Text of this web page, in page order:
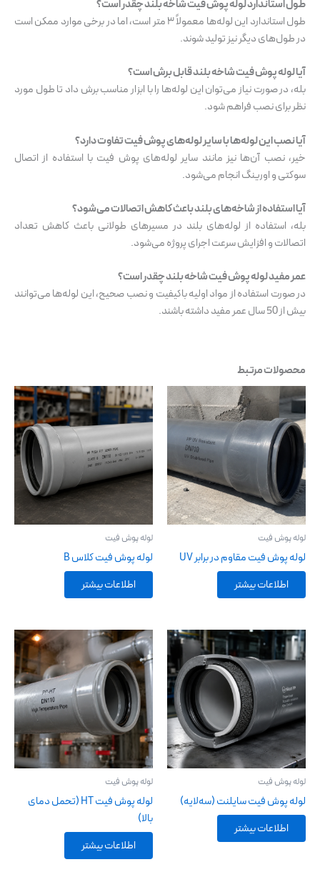
طول استاندارد لوله پوش فیت شاخه بلند چقدر است؟
طول استاندارد این لوله‌ها معمولاً ۳ متر است، اما در برخی موارد ممکن است
در طول‌های دیگر نیز تولید شوند.
آیا لوله پوش فیت شاخه بلند قابل برش است؟
بله، در صورت نیاز می‌توان این لوله‌ها را با ابزار مناسب برش داد تا طول مورد
نظر برای نصب فراهم شود.
آیا نصب این لوله‌ها با سایر لوله‌های پوش فیت تفاوت دارد؟
خیر، نصب آن‌ها نیز مانند سایر لوله‌های پوش فیت با استفاده از اتصال
سوکتی و اورینگ انجام می‌شود.
آیا استفاده از شاخه‌های بلند باعث کاهش اتصالات می‌شود؟
بله، استفاده از لوله‌های بلند در مسیرهای طولانی باعث کاهش تعداد
اتصالات و افزایش سرعت اجرای پروژه می‌شود.
عمر مفید لوله پوش فیت شاخه بلند چقدر است؟
در صورت استفاده از مواد اولیه باکیفیت و نصب صحیح، این لوله‌ها می‌توانند
بیش از 50 سال عمر مفید داشته باشند.
محصولات مرتبط
لوله پوش فیت
لوله پوش فیت مقاوم در برابر UV
اطلاعات بیشتر
لوله پوش فیت
لوله پوش فیت کلاس B
اطلاعات بیشتر
لوله پوش فیت
لوله پوش فیت سایلنت (سه‌لایه)
اطلاعات بیشتر
لوله پوش فیت
لوله پوش فیت HT (تحمل دمای
بالا)
اطلاعات بیشتر